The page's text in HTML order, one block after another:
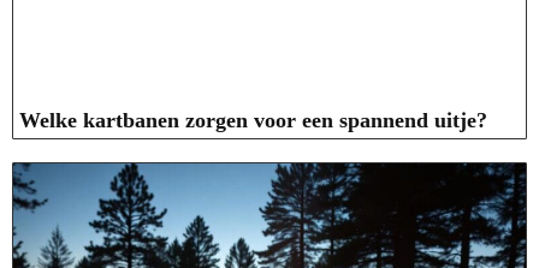
Welke kartbanen zorgen voor een spannend uitje?